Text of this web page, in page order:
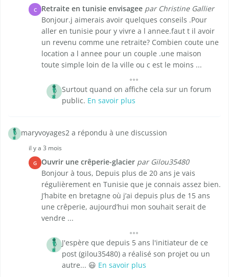
C Retraite en tunisie envisagee par Christine Gallier
Bonjour.j aimerais avoir quelques conseils .Pour
aller en tunisie pour y vivre a l annee.faut t il avoir
un revenu comme une retraite? Combien coute une
location a l annee pour un couple .une maison
toute simple loin de la ville ou c est le moins ...
Surtout quand on affiche cela sur un forum
public. En savoir plus
maryvoyages2 a répondu à une discussion
il y a 3 mois
G Ouvrir une crêperie-glacier par Gilou35480
Bonjour à tous, Depuis plus de 20 ans je vais
régulièrement en Tunisie que je connais assez bien.
J’habite en bretagne où j’ai depuis plus de 15 ans
une crêperie, aujourd’hui mon souhait serait de
vendre ...
J'espère que depuis 5 ans l'initiateur de ce
post (gilou35480) a réalisé son projet ou un
autre... 😃 En savoir plus